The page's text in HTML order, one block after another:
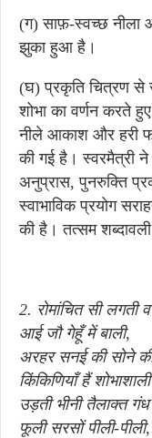
(ग) साफ़-स्वच्छ नीला
झुका हुआ है।
(घ) प्रकृति चित्रण से
शोभा का वर्णन करते
नीले आकाश और हरी
की गई है। स्वरमैत्री ने
अनुप्रास, पुनरुक्ति
स्वाभाविक प्रयोग
की है। तत्सम
2. रोमांचित सी लगती
आई जौ गेहूँ में बाली,
अरहर सनई की सोने
किंकिणियाँ हैं
उड़ती भीनी तैलाक्त गंध
फूली सरसों पीली-पीली,